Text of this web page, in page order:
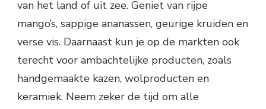
van het land of uit zee. Geniet van rijpe
mango’s, sappige ananassen, geurige kruiden en
verse vis. Daarnaast kun je op de markten ook
terecht voor ambachtelijke producten, zoals
handgemaakte kazen, wolproducten en
keramiek. Neem zeker de tijd om alle